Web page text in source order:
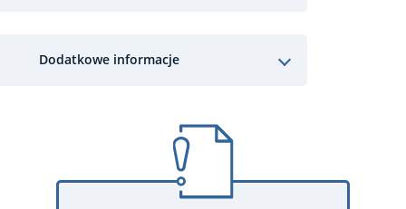
Dodatkowe informacje